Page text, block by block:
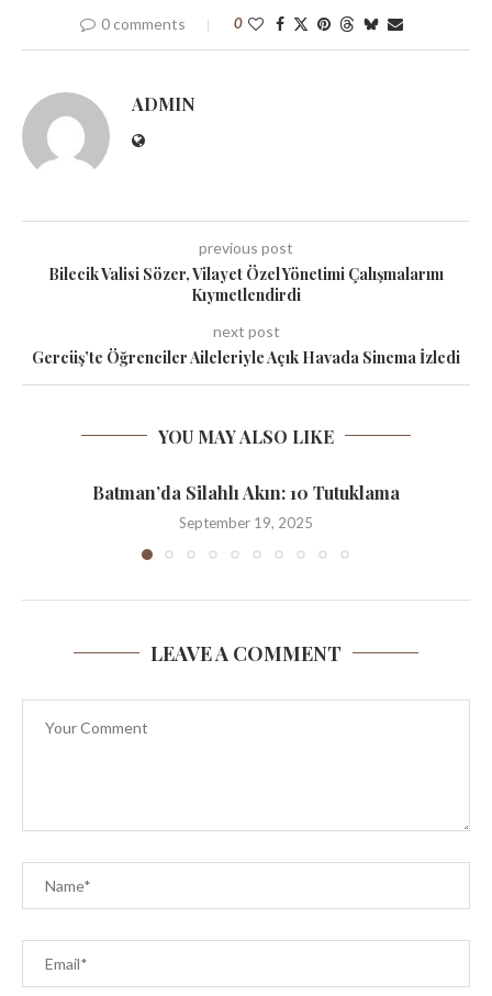
0 comments 0
ADMIN
previous post
Bilecik Valisi Sözer, Vilayet Özel Yönetimi Çalışmalarını
Kıymetlendirdi
next post
Gercüş’te Öğrenciler Aileleriyle Açık Havada Sinema İzledi
YOU MAY ALSO LIKE
Batman’da Silahlı Akın: 10 Tutuklama
September 19, 2025
LEAVE A COMMENT